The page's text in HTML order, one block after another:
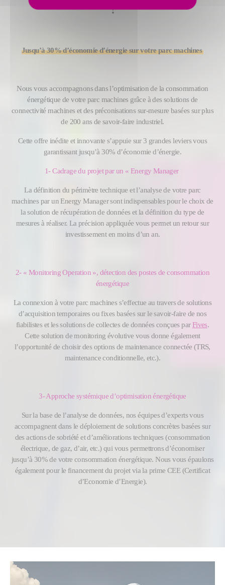
!
Jusqu’à 30% d’économie d’énergie sur votre parc machines
Nous vous accompagnons dans l’optimisation de la consommation
énergétique de votre parc machines grâce à des solutions de
connectivité machines et des préconisations sur-mesure basées sur plus
de 200 ans de savoir-faire industriel.
Cette offre inédite et innovante s’appuie sur 3 grandes leviers vous
garantissant jusqu’à 30% d’économie d’énergie.
1-Cadrage du projet par un « Energy Manager
La définition du périmètre technique et l’analyse de votre parc
machines par un Energy Manager sont indispensables pour le choix de
la solution de récupération de données et la définition du type de
mesures à réaliser. La précision appliquée vous permet un retour sur
investissement en moins d’un an.
2- « Monitoring Operation », détection des postes de consommation
énergétique
La connexion à votre parc machines s’effectue au travers de solutions
d’acquisition temporaires ou fixes basées sur le savoir-faire de nos
fiabilistes et les solutions de collectes de données conçues par Fives.
Cette solution de monitoring évolutive vous donne également
l’opportunité de choisir des options de maintenance connectée (TRS,
maintenance conditionnelle, etc.).
3-Approche systémique d’optimisation énergétique
Sur la base de l’analyse de données, nos équipes d’experts vous
accompagnent dans le déploiement de solutions concrètes basées sur
des actions de sobriété et d’améliorations techniques (consommation
électrique, de gaz, d’air, etc.) qui vous permettrons d’économiser
jusqu’à 30% de votre consommation énergétique. Nous vous épaulons
également pour le financement du projet via la prime CEE (Certificat
d’Economie d’Energie).